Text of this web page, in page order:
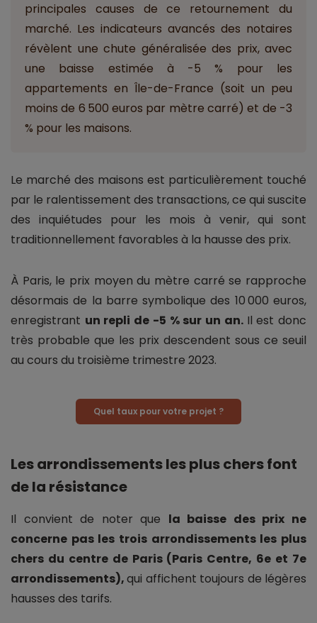
principales causes de ce retournement du
marché. Les indicateurs avancés des notaires
révèlent une chute généralisée des prix, avec
une baisse estimée à -5 % pour les
appartements en Île-de-France (soit un peu
moins de 6 500 euros par mètre carré) et de -3
% pour les maisons.
Le marché des maisons est particulièrement touché
par le ralentissement des transactions, ce qui suscite
des inquiétudes pour les mois à venir, qui sont
traditionnellement favorables à la hausse des prix.
À Paris, le prix moyen du mètre carré se rapproche
désormais de la barre symbolique des 10 000 euros,
enregistrant un repli de -5 % sur un an. Il est donc
très probable que les prix descendent sous ce seuil
au cours du troisième trimestre 2023.
Quel taux pour votre projet ?
Les arrondissements les plus chers font
de la résistance
Il convient de noter que la baisse des prix ne
concerne pas les trois arrondissements les plus
chers du centre de Paris (Paris Centre, 6e et 7e
arrondissements),qui affichent toujours de légères
hausses des tarifs.